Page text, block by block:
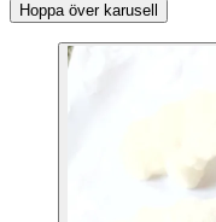
Hoppa över karusell